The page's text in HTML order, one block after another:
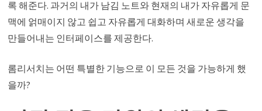
록 해준다. 과거의 내가 남김 노트와 현재의 내가 자유롭게 문
맥에 얽매이지 않고 쉽고 자유롭게 대화하며 새로운 생각을
만들어내는 인터페이스를 제공한다.
롬리서치는 어떤 특별한 기능으로 이 모든 것을 가능하게 했
을까?